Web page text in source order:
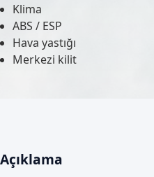
Klima
ABS / ESP
Hava yastığı
Merkezi kilit
Açıklama